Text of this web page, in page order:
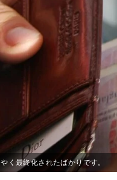
く最終化されたばかりです。